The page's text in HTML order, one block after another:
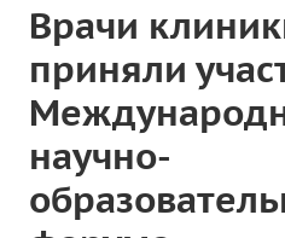
Врачи
приняли
научно-